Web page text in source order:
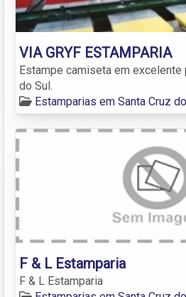
VIA GRYF ESTAMPARIA
Estampe camiseta em excelente
do Sul.
Estamparias em Santa Cruz
F & L Estamparia
F & L Estamparia